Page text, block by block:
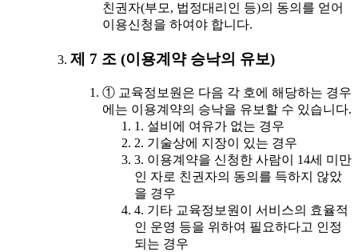
친권자(부모, 법정대리인 등)의 동의를 얻어
이용신청을 하여야 합니다.
제 7 조 (이용계약 승낙의 유보)
① 교육정보원은 다음 각 호에 해당하는 경우
에는 이용계약의 승낙을 유보할 수 있습니다.
1. 설비에 여유가 없는 경우
2. 기술상에 지장이 있는 경우
3. 이용계약을 신청한 사람이 14세 미만
인 자로 친권자의 동의를 득하지 않았
을 경우
4. 기타 교육정보원이 서비스의 효율적
인 운영 등을 위하여 필요하다고 인정
되는 경우